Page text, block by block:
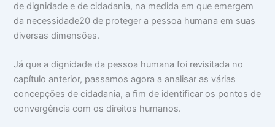
de dignidade e de cidadania, na medida em que emergem
da necessidade20 de proteger a pessoa humana em suas
diversas dimensões.
Já que a dignidade da pessoa humana foi revisitada no
capítulo anterior, passamos agora a analisar as várias
concepções de cidadania, a ﬁm de identiﬁcar os pontos de
convergência com os direitos humanos.